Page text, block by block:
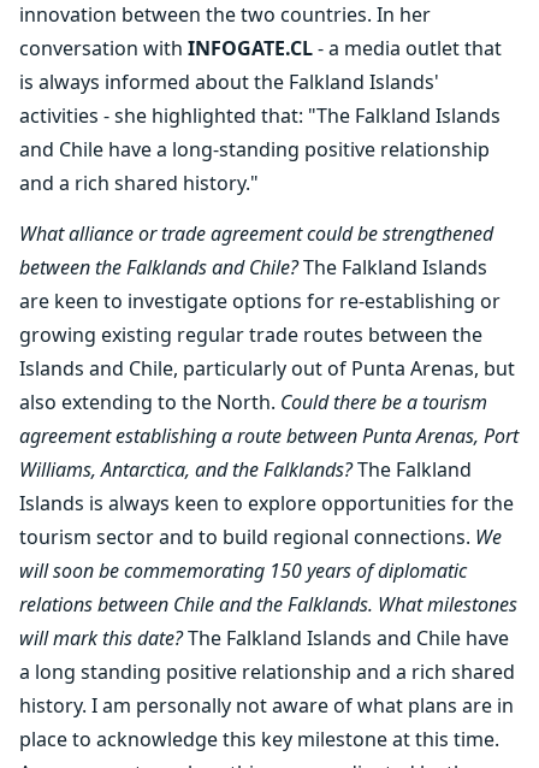
innovation between the two countries. In her
conversation with INFOGATE.CL- a media outlet that
is always informed about the Falkland Islands'
activities - she highlighted that: "The Falkland Islands
and Chile have a long-standing positive relationship
and a rich shared history."
What alliance or trade agreement could be strengthened
between the Falklands and Chile?The Falkland Islands
are keen to investigate options for re-establishing or
growing existing regular trade routes between the
Islands and Chile, particularly out of Punta Arenas, but
also extending to the North. Could there be a tourism
agreement establishing a route between Punta Arenas, Port
Williams, Antarctica, and the Falklands?The Falkland
Islands is always keen to explore opportunities for the
tourism sector and to build regional connections. We
will soon be commemorating 150 years of diplomatic
relations between Chile and the Falklands. What milestones
will mark this date?The Falkland Islands and Chile have
a long standing positive relationship and a rich shared
history. I am personally not aware of what plans are in
place to acknowledge this key milestone at this time.